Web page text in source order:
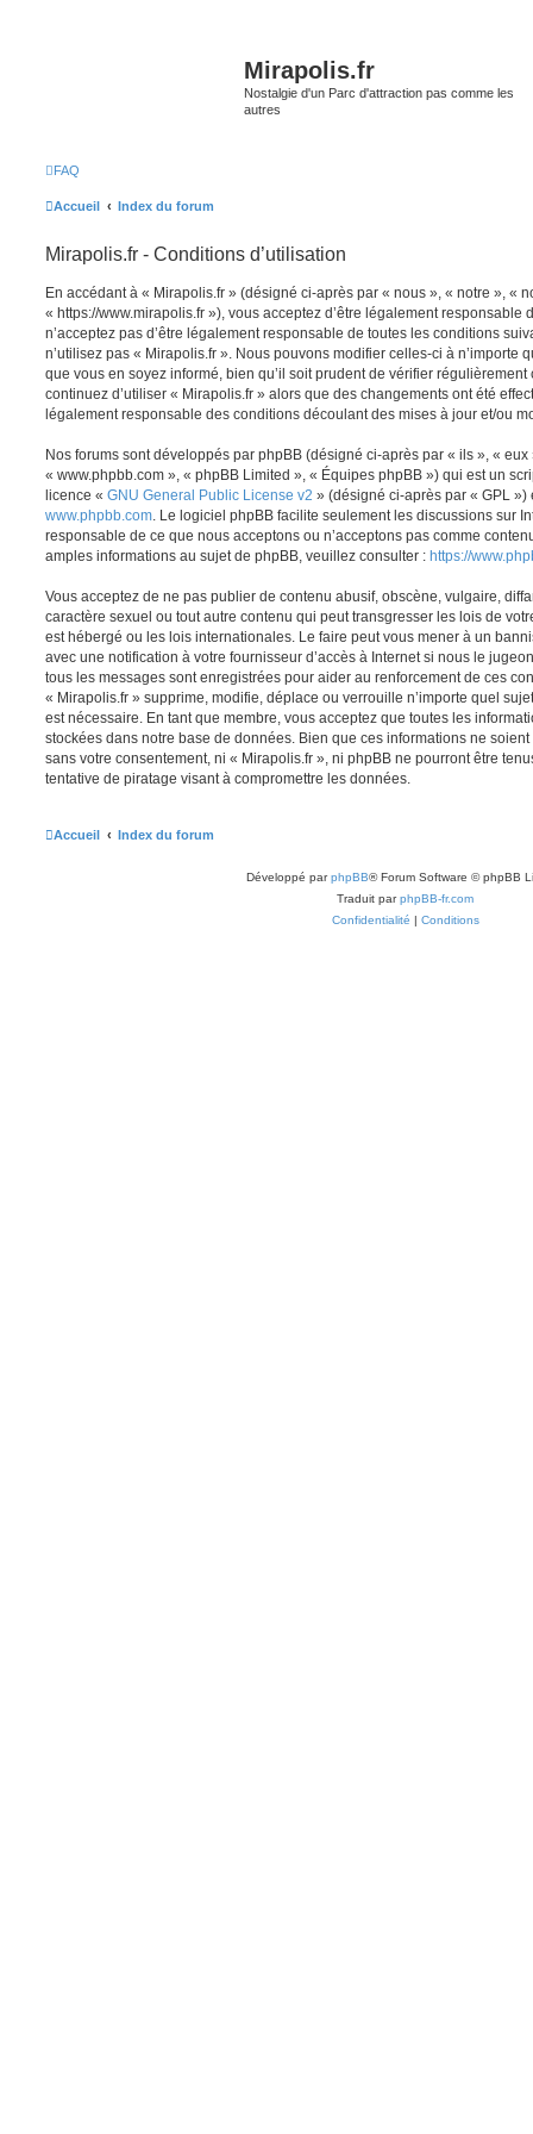
Mirapolis.fr
Nostalgie d'un Parc d'attraction pas comme les
autres
FAQ
Accueil Index du forum
Mirapolis.fr - Conditions d’utilisation
En accédant à « Mirapolis.fr » (désigné ci-après par « nous », « notre », «
« https://www.mirapolis.fr »), vous acceptez d’être légalement responsable
n’acceptez pas d’être légalement responsable de toutes les conditions
n’utilisez pas « Mirapolis.fr ». Nous pouvons modifier celles-ci à n’importe
que vous en soyez informé, bien qu’il soit prudent de vérifier
continuez d’utiliser « Mirapolis.fr » alors que des changements ont été
légalement responsable des conditions découlant des mises à jour et/ou
Nos forums sont développés par phpBB (désigné ci-après par « ils », «
« www.phpbb.com », « phpBB Limited », « Équipes phpBB ») qui est un
licence « GNU General Public License v2 » (désigné ci-après par « GPL
www.phpbb.com . Le logiciel phpBB facilite seulement les discussions sur
responsable de ce que nous acceptons ou n’acceptons pas comme
amples informations au sujet de phpBB, veuillez consulter : https://
Vous acceptez de ne pas publier de contenu abusif, obscène, vulgaire,
caractère sexuel ou tout autre contenu qui peut transgresser les lois de
est hébergé ou les lois internationales. Le faire peut vous mener à un
avec une notification à votre fournisseur d’accès à Internet si nous le
tous les messages sont enregistrées pour aider au renforcement de ces
« Mirapolis.fr » supprime, modifie, déplace ou verrouille n’importe quel
est nécessaire. En tant que membre, vous acceptez que toutes les
stockées dans notre base de données. Bien que ces informations ne
sans votre consentement, ni « Mirapolis.fr », ni phpBB ne pourront être
tentative de piratage visant à compromettre les données.
Accueil Index du forum
Développé parphpBB® Forum Software © phpBB
Traduit parphpBB-fr.com
Confidentialité | Conditions